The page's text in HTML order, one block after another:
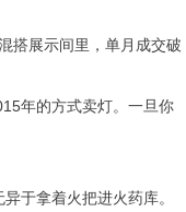
搭展示间里，单月成交破
年的方式卖灯。一旦你
于拿着火把进火药库。